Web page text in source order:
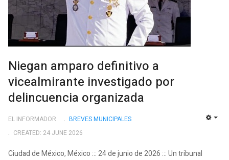
Niegan amparo definitivo a
vicealmirante investigado por
delincuencia organizada
EL INFORMADOR
BREVES MUNICIPALES
CREATED: 24 JUNE 2026
Ciudad de México, México ::: 24 de junio de 2026 ::: Un tribunal